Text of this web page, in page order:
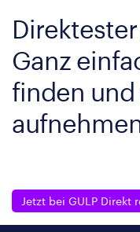
Ganz
finden
Jetzt bei GULP Direkt